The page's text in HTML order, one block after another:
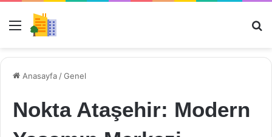
Menü
Anasayfa /Genel
Nokta Ataşehir: Modern